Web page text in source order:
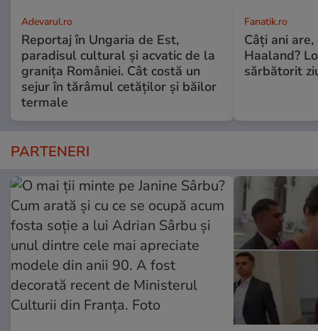
Adevarul.ro
Reportaj în Ungaria de Est,
paradisul cultural și acvatic de la
granița României. Cât costă un
sejur în tărâmul cetăților și băilor
termale
Fanatik.ro
Câți ani
Haaland?
sărbătorit
PARTENERI